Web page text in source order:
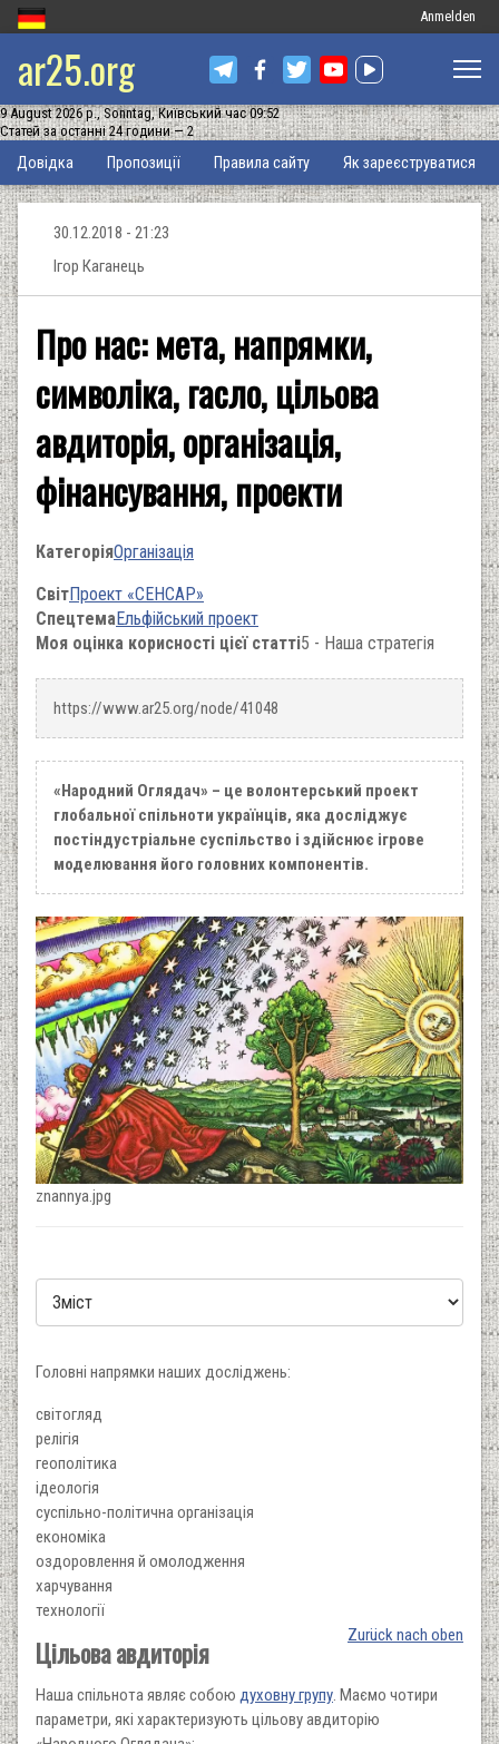
Меню
запису
користувача
Anmelden
ar25.org
9 August 2026 р., Sonntag, Київський час 09:52
Статей за останні 24 години — 2
навіґація
Довідка Пропозиції Правила сайту Як зареєструватися
30.12.2018 - 21:23
Ігор Каганець
Про нас: мета, напрямки,
символіка, гасло, цільова
авдиторія, організація,
фінансування, проекти
КатегоріяОрганізація
СвітПроект «СЕНСАР»
СпецтемаЕльфійський проект
Моя оцінка корисності цієї статті5 - Наша стратегія
https://www.ar25.org/node/41048
«Народний Оглядач» – це волонтерський проект
глобальної спільноти українців, яка досліджує
постіндустріальне суспільство і здійснює ігрове
моделювання його головних компонентів.
znannya.jpg
Головні напрямки наших досліджень:
світогляд
релігія
геополітика
ідеологія
суспільно-політична організація
економіка
оздоровлення й омолодження
харчування
технології
Zurück nach oben
Цільова авдиторія
Наша спільнота являє собою духовну групу. Маємо чотири
параметри, які характеризують цільову авдиторію